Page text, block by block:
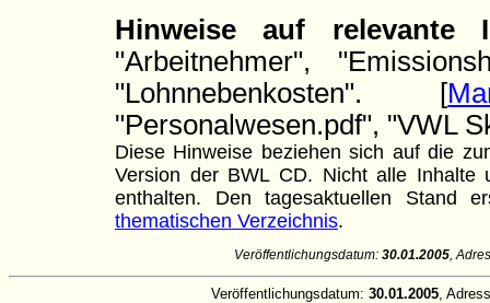
Hinweise auf
"Arbeitnehmer",
"Lohnnebenkosten". [
"Personalwesen.pdf", "VWL
Diese Hinweise beziehen sich auf die
Version der BWL CD. Nicht alle Inhalte
enthalten. Den tagesaktuellen Stand
thematischen Verzeichnis.
Veröffentlichungsdatum: 30.01.2005,
Veröffentlichungsdatum: 30.01.2005 ,